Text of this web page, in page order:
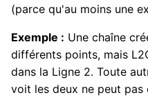
(parce qu'au moins une
Exemple : Une chaîne
différents points, mais
dans la Ligne 2. Toute
voit les deux ne peut pas